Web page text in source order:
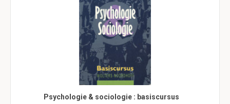
Psychologie & sociologie : basiscursus